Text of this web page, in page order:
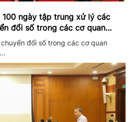
100 ngày tập trung xử lý các
đổi số trong các cơ quan
đổi số trong các cơ quan